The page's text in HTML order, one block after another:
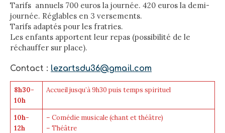
Tarifs annuels 700 euros la journée. 420 euros la demi-
journée. Réglables en 3 versements.
Tarifs adaptés pour les fratries.
Les enfants apportent leur repas (possibilité de le
réchauffer sur place).
Contact : lezartsdu36@gmail.com
8h30-
10h
Accueil jusqu’à 9h30 puis temps spirituel
10h-
12h
– Comédie musicale (chant et théâtre)
– Théâtre